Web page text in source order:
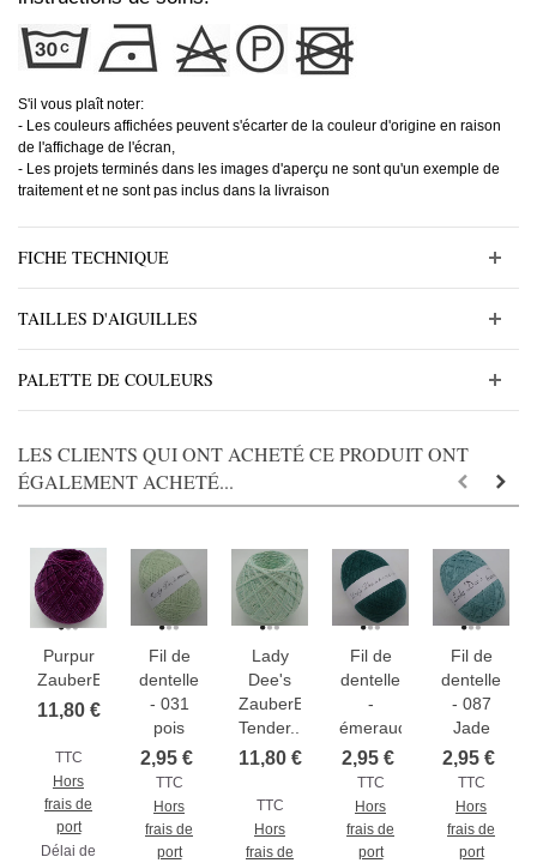
S'il vous plaît noter:
- Les couleurs affichées peuvent s'écarter de la couleur d'origine en raison
de l'affichage de l'écran,
- Les projets terminés dans les images d'aperçu ne sont qu'un exemple de
traitement et ne sont pas inclus dans la livraison
FICHE TECHNIQUE
TAILLES D'AIGUILLES
PALETTE DE COULEURS
LES CLIENTS QUI ONT ACHETÉ CE PRODUIT ONT
ÉGALEMENT ACHETÉ...
Purpur
ZauberEi
11,80 €
TTC
Hors
frais de
port
Délai de
Fil de
dentelle
- 031
pois
2,95 €
TTC
Hors
frais de
port
Lady
Dee's
ZauberEi
Tender...
11,80 €
TTC
Hors
frais de
Fil de
dentelle
-
émeraude
2,95 €
TTC
Hors
frais de
port
Fil de
dentelle
- 087
Jade
2,95 €
TTC
Hors
frais de
port